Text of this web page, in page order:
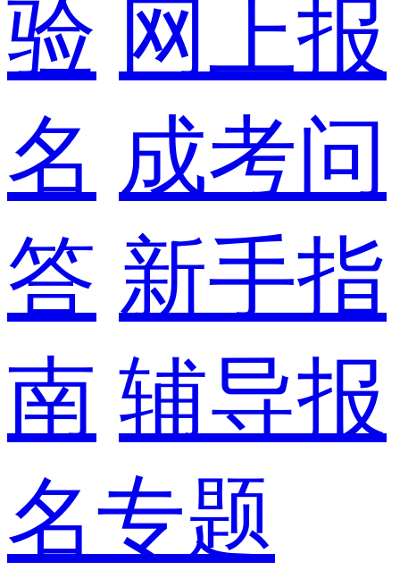
验 网上报
名 成考问
答 新手指
南 辅导报
名专题